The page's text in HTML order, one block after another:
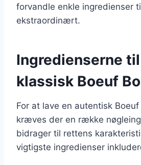
forvandle enkle ingredienser
ekstraordinært.
Ingredienserne
klassisk Boeuf
For at lave en autentisk
kræves der en række
bidrager til rettens
vigtigste ingredienser